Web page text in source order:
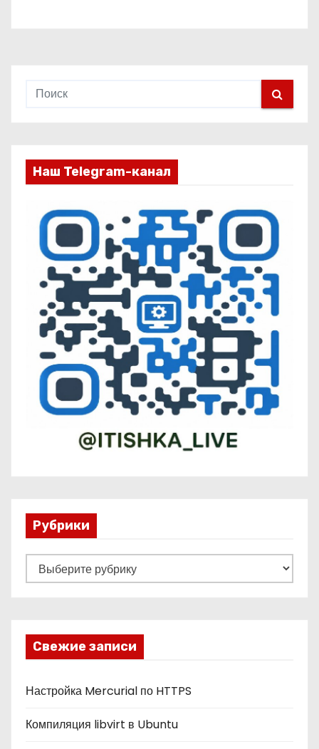
Наш Telegram-канал
Рубрики
у
к
и
Свежие записи
Настройка Mercurial по HTTPS
Компиляция libvirt в Ubuntu